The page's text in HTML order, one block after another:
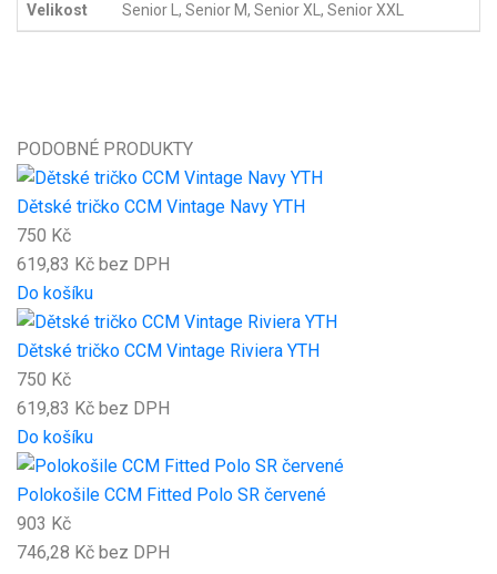
Velikost Senior L, Senior M, Senior XL, Senior XXL
PODOBNÉ PRODUKTY
Dětské tričko CCM Vintage Navy YTH
750 Kč
619,83 Kč bez DPH
Do košíku
Dětské tričko CCM Vintage Riviera YTH
750 Kč
619,83 Kč bez DPH
Do košíku
Polokošile CCM Fitted Polo SR červené
903 Kč
746,28 Kč bez DPH